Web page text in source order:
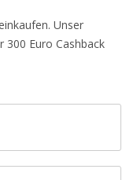
Unser
300 Euro Cashback